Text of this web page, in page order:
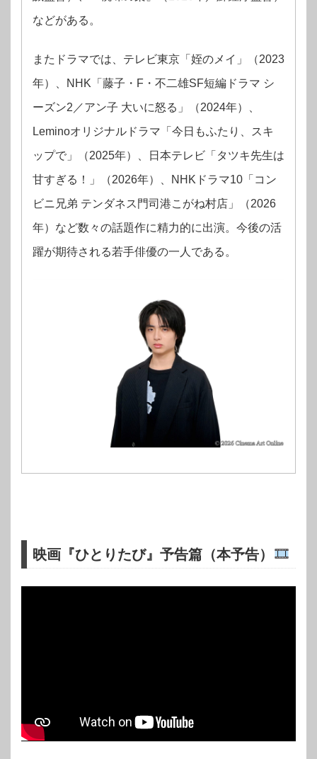
などがある。
またドラマでは、テレビ東京「姪のメイ」（2023
年）、NHK「藤子・F・不二雄SF短編ドラマ シ
ーズン2／アン子 大いに怒る」（2024年）、
Leminoオリジナルドラマ「今日もふたり、スキ
ップで」（2025年）、日本テレビ「タツキ先生は
甘すぎる！」（2026年）、NHKドラマ10「コン
ビニ兄弟 テンダネス門司港こがね村店」（2026
年）など数々の話題作に精力的に出演。今後の活
躍が期待される若手俳優の一人である。
映画『ひとりたび』予告篇（本予告）